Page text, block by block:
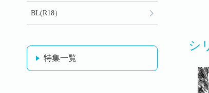
シ
BL(R18）
特集一覧